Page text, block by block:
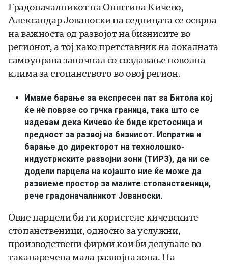
Градоначалникот на Општина Кичево,
Александар Јованоски на седницата се осврна
на важноста од развојот на бизнисите во
регионот, а тој како претставник на локалната
самоуправа започнал со создавање поволна
клима за стопанството во овој регион.
Имаме барање за експресен пат за Битола кој
ќе нè поврзе со грчка граница, така што се
надевам дека Кичево ќе биде крстосница и
предност за развој на бизнисот. Испратив и
барање до директорот на технолошко-
индустриските развојни зони (ТИРЗ), да ни се
додели парцела на којашто ние ќе може да
развиеме простор за малите стопанственици,
рече градоначалникот Јованоски.
Овие парцели би ги користеле кичевските
стопанственици, односно за услужни,
производствени фирми кои би делувале во
таканаречена мала развојна зона. На